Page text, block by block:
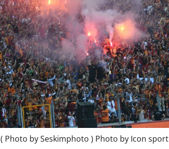
( Photo by Seskimphoto ) Photo by Icon sport